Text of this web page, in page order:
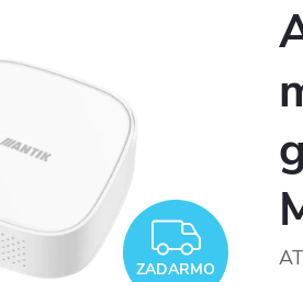
ZADARMO